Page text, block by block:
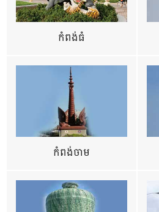
កំពង់ធំ
កំពង់ចាម